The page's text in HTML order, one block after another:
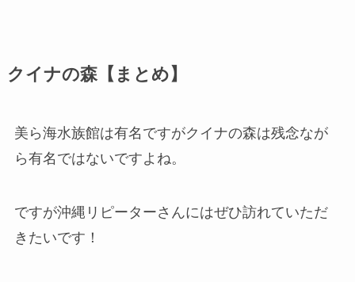
クイナの森【まとめ】
美ら海水族館は有名ですがクイナの森は残念なが
ら有名ではないですよね。
ですが沖縄リピーターさんにはぜひ訪れていただ
きたいです！